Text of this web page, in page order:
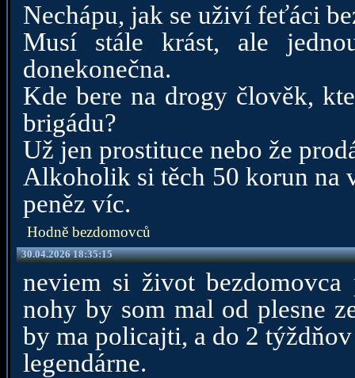
Nechápu, jak se uživí feťáci
Musí stále krást, ale
donekonečna.
Kde bere na drogy člověk,
brigádu?
Už jen prostituce nebo že
Alkoholik si těch 50 korun na
peněz víc.
Hodně bezdomovců
30.04.2026 18:35:15
neviem si život
nohy by som mal od plesne
by ma policajti, a do 2
legendárne.